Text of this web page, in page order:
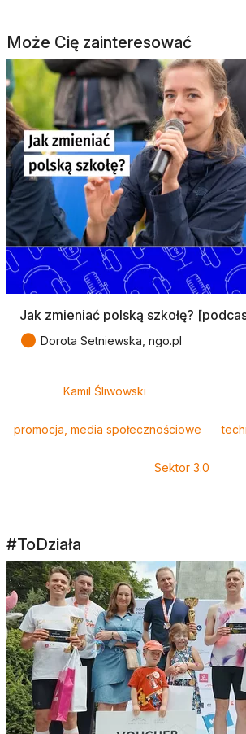
Może Cię zainteresować
Jak zmieniać polską szkołę?
● Dorota Setniewska, ngo.pl
Kamil Śliwowski
promocja, media społecznościowe
Sektor 3.0
#ToDziała